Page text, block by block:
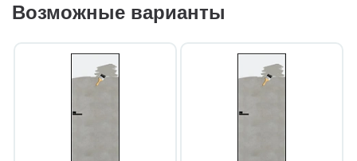
Возможные варианты